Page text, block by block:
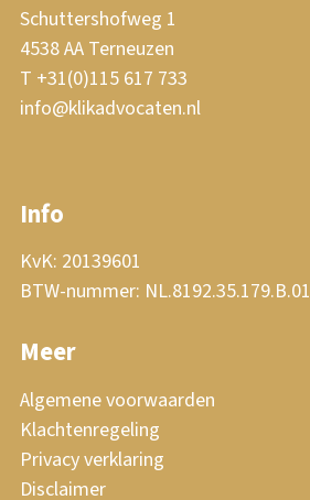
Schuttershofweg 1
4538 AA Terneuzen
T +31(0)115 617 733
info@klikadvocaten.nl
Info
KvK: 20139601
BTW-nummer: NL.8192.35.179.B.01
Meer
Algemene voorwaarden
Klachtenregeling
Privacy verklaring
Disclaimer